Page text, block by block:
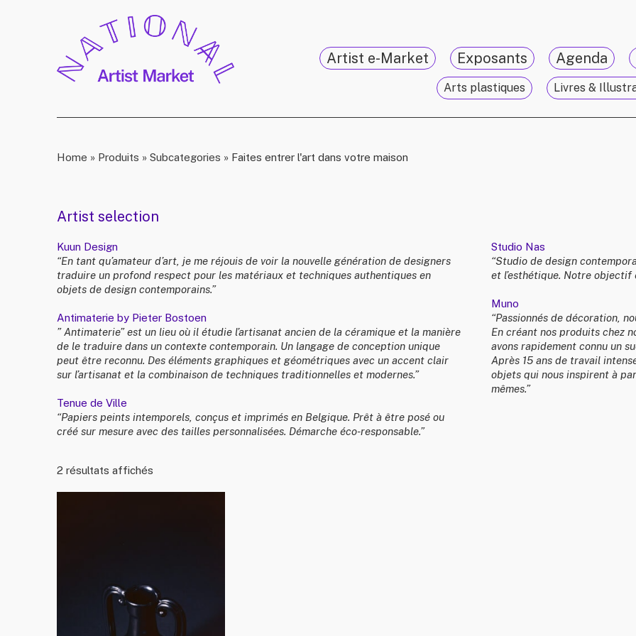
Agenda
Exposants
Artist e-Market
Arts plastiques Livres &
Home » Produits » Subcategories » Faites entrer l'art dans votre maison
Artist selection
Kuun Design
“En tant qu’amateur d’art, je me réjouis de voir la nouvelle génération de designers
traduire un profond respect pour les matériaux et techniques authentiques en
objets de design contemporains.”
Antimaterie by Pieter Bostoen
” Antimaterie” est un lieu où il étudie l’artisanat ancien de la céramique et la manière
de le traduire dans un contexte contemporain. Un langage de conception unique
peut être reconnu. Des éléments graphiques et géométriques avec un accent clair
sur l’artisanat et la combinaison de techniques traditionnelles et modernes.”
Tenue de Ville
“Papiers peints intemporels, conçus et imprimés en Belgique. Prêt à être posé ou
créé sur mesure avec des tailles personnalisées. Démarche éco-responsable.”
Studio Nas
“Studio de design
et l’esthétique. Notre objectif
Muno
“Passionnés de décoration,
En créant nos produits chez
avons rapidement connu un
Après 15 ans de travail
objets qui nous inspirent à
mêmes.”
2 résultats affichés